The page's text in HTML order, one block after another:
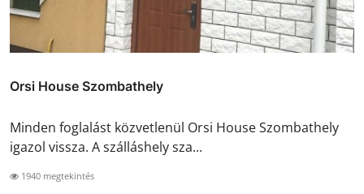
Orsi House Szombathely
Minden foglalást közvetlenül Orsi House Szombathely
igazol vissza. A szálláshely sza...
1940 megtekintés